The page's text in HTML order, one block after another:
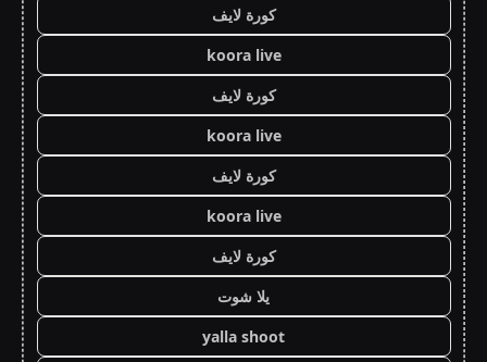
كورة لايف
koora live
كورة لايف
koora live
كورة لايف
koora live
كورة لايف
يلا شوت
yalla shoot